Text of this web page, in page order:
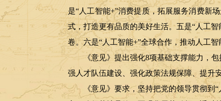
是“人工智能+”消费提质，拓展服务消费新
式，打造更有品质的美好生活。五是“人工
卷。六是“人工智能+”全球合作，推动人工
《意见》提出强化8项基础支撑能力，
强人才队伍建设、强化政策法规保障、提升
《意见》要求，坚持把党的领导贯彻